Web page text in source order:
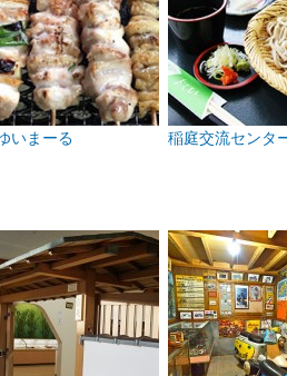
いまーる 稲庭交流センタ